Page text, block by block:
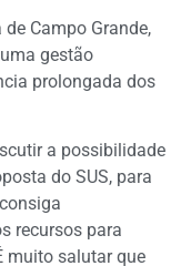
Campo Grande,
gestão
prolongada dos
a possibilidade
do SUS, para
recursos para
muito salutar que